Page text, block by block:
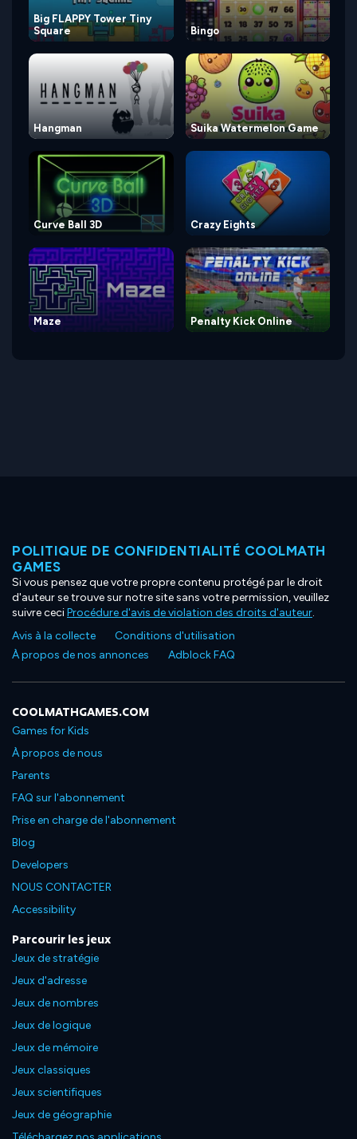
Big FLAPPY Tower Tiny
Square
Bingo
Hangman Suika Watermelon Game
Curve Ball 3D Crazy Eights
Maze Penalty Kick Online
POLITIQUE DE CONFIDENTIALITÉ COOLMATH
GAMES
Si vous pensez que votre propre contenu protégé par le droit
d'auteur se trouve sur notre site sans votre permission, veuillez
suivre ceciProcédure d'avis de violation des droits d'auteur.
Avis à la collecte
Conditions d'utilisation
À propos de nos annonces
Adblock FAQ
COOLMATHGAMES.COM
Games for Kids
À propos de nous
Parents
FAQ sur l'abonnement
Prise en charge de l'abonnement
Blog
Developers
NOUS CONTACTER
Accessibility
Parcourir les jeux
Jeux de stratégie
Jeux d'adresse
Jeux de nombres
Jeux de logique
Jeux de mémoire
Jeux classiques
Jeux scientifiques
Jeux de géographie